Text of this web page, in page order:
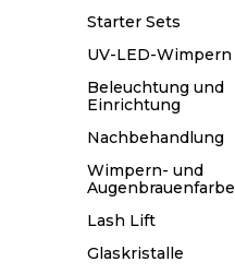
Starter Sets
UV-LED-Wimpern
Beleuchtung und
Einrichtung
Nachbehandlung
Wimpern- und
Augenbrauenfarbe
Lash Lift
Glaskristalle